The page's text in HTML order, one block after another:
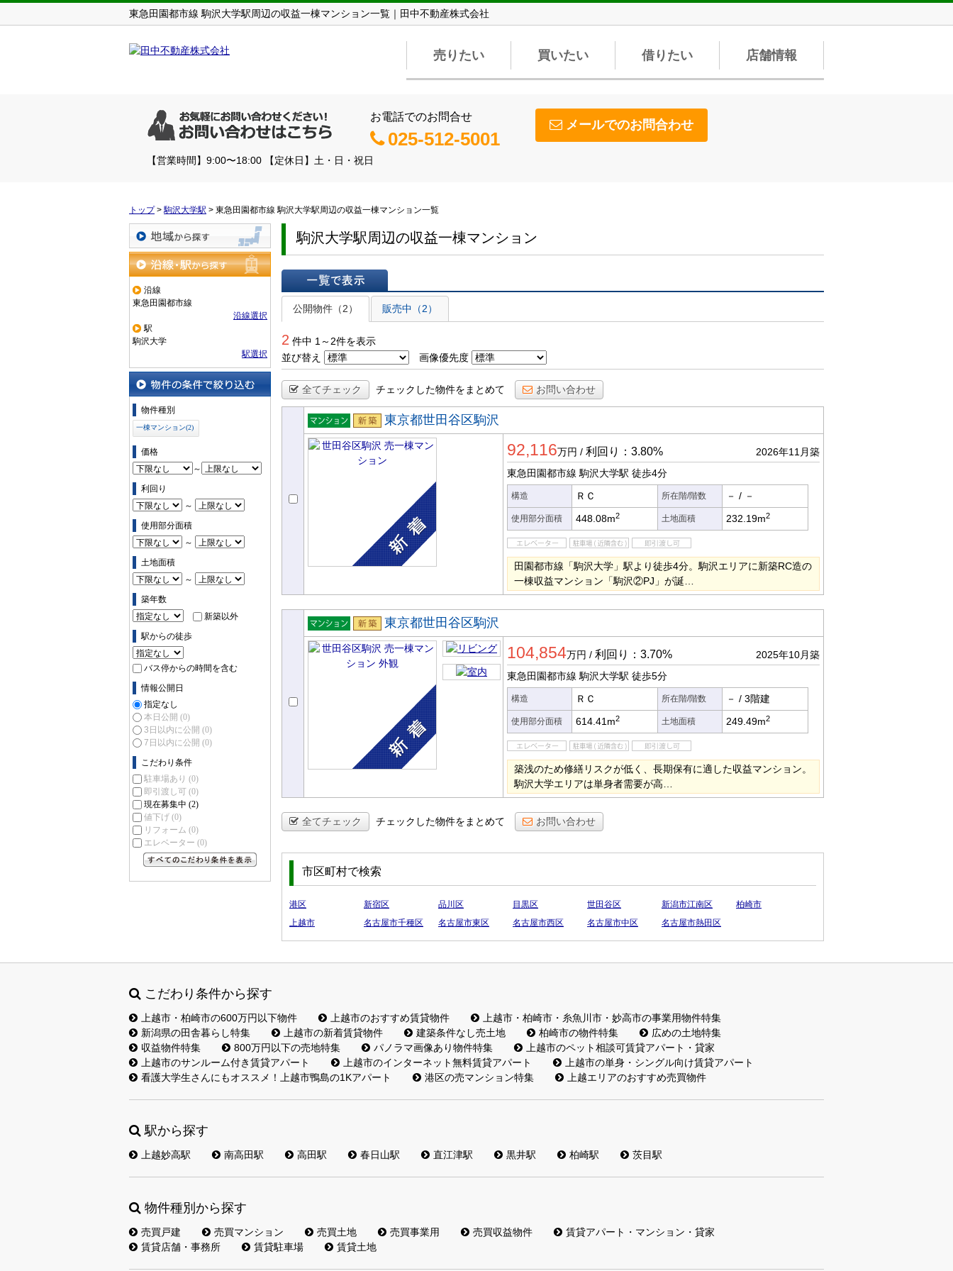
東急田園都市線 駒沢大学駅周辺の収益一棟マンション一覧｜田中不動産株式会社
売りたい 買いたい 借りたい 店舗情報
お電話でのお問合せ
025-512-5001
メールでのお問合わせ
【営業時間】9:00〜18:00 【定休日】土・日・祝日
トップ>駒沢大学駅 > 東急田園都市線 駒沢大学駅周辺の収益一棟マンション一覧
地域から探す
沿線・駅から探す
沿線
東急田園都市線
沿線選択
駅
駒沢大学
駅選択
物件の条件で絞り込む
物件種別
一棟マンション(2)
価格
～
利回り
～
使用部分面積
～
土地面積
～
築年数
新築以外
駅からの徒歩
バス停からの時間を含む
情報公開日
指定なし
本日公開 (0)
3日以内に公開 (0)
7日以内に公開 (0)
こだわり条件
駐車場あり (0)
即引渡し可 (0)
現在募集中 (2)
値下げ (0)
リフォーム (0)
エレベーター (0)
駒沢大学駅周辺の収益一棟マンション
一覧で表示
公開物件（2）
販売中（2）
2 件中 1～2件を表示
並び替え
画像優先度
全てチェック チェックした物件をまとめて お問い合わせ
売一棟マ
ンション
新築
東京都世田谷区駒沢
92,116万円 / 利回り：3.80%
2026年11月築
東急田園都市線 駒沢大学駅 徒歩4分
構造 ＲＣ 所在階/階数 － / －
使用部分面積 448.08m2 土地面積 232.19m2
田園都市線「駒沢大学」駅より徒歩4分。駒沢エリアに新築RC造の
一棟収益マンション「駒沢②PJ」が誕…
売一棟マ
ンション
新築
東京都世田谷区駒沢
104,854万円 / 利回り：3.70%
2025年10月築
東急田園都市線 駒沢大学駅 徒歩5分
構造 ＲＣ 所在階/階数 － / 3階建
使用部分面積 614.41m2 土地面積 249.49m2
築浅のため修繕リスクが低く、長期保有に適した収益マンション。
駒沢大学エリアは単身者需要が高…
全てチェック チェックした物件をまとめて お問い合わせ
市区町村で検索
港区 新宿区 品川区 目黒区 世田谷区 新潟市江南区
柏崎市
上越市
名古屋市千種区 名古屋市東区 名古屋市西区 名古屋市中区 名古屋市熱田区
こだわり条件から探す
上越市・柏崎市の600万円以下物件 上越市のおすすめ賃貸物件
上越市・柏崎市・糸魚川市・妙高市の事業用物件特集
新潟県の田舎暮らし特集
上越市の新着賃貸物件 建築条件なし売土地 柏崎市の物件特集
広めの土地特集
収益物件特集
800万円以下の売地特集 パノラマ画像あり物件特集
上越市のペット相談可賃貸アパート・貸家
上越市のサンルーム付き賃貸アパート
上越市のインターネット無料賃貸アパート
上越市の単身・シングル向け賃貸アパート
看護大学生さんにもオススメ！上越市鴨島の1Kアパート
港区の売マンション特集 上越エリアのおすすめ売買物件
駅から探す
上越妙高駅 南高田駅 高田駅 春日山駅 直江津駅 黒井駅 柏崎駅 茨目駅
物件種別から探す
売買戸建 売買マンション 売買土地 売買事業用 売買収益物件
賃貸アパート・マンション・貸家
賃貸店舗・事務所
賃貸駐車場 賃貸土地